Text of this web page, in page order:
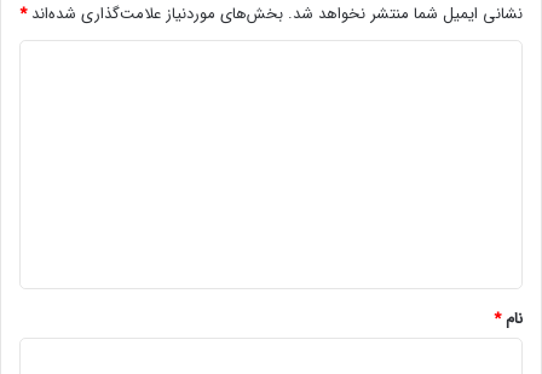
نشانی ایمیل شما منتشر نخواهد شد. بخش‌های موردنیاز علامت‌گذاری شده‌اند*
نام*